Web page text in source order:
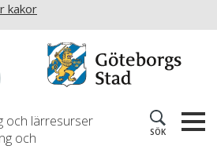
kakor
och lärresurser
och
SÖK